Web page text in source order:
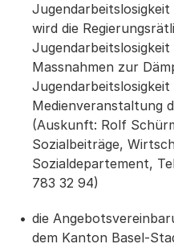
wird die
Jugendarbeitslosigkeit
Massnahmen zur
Medienveranstaltung
(Auskunft: Rolf
Sozialbeiträge,
Sozialdepartement,
783 32 94)
die
dem Kanton Basel-